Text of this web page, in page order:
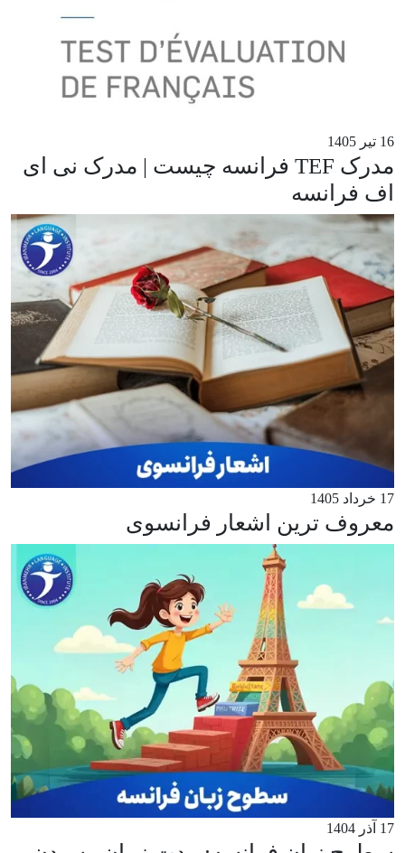
16 تیر 1405
مدرک TEF فرانسه چیست | مدرک نی ای
اف فرانسه
17 خرداد 1405
معروف ترین اشعار فرانسوی
17 آذر 1404